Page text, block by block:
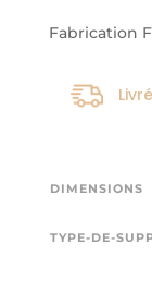
Fabrication
DIMENSIONS
TYPE-DE-